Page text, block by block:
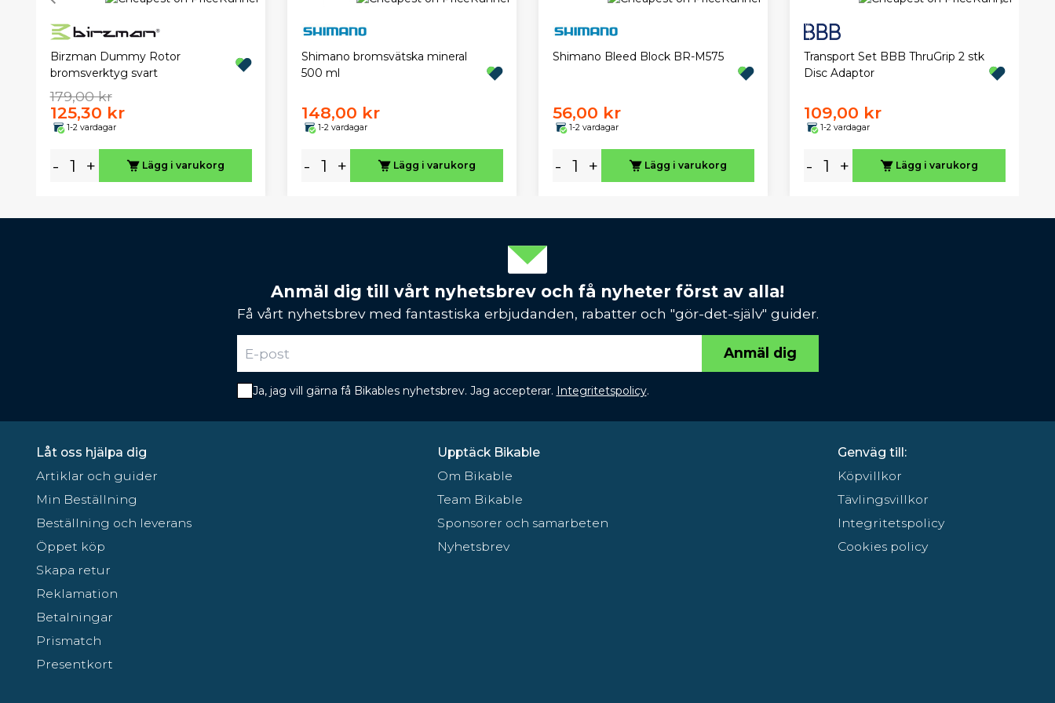
Birzman Dummy Rotor
bromsverktyg svart
179,00 kr
125,30 kr
1-2 vardagar
- + Lägg i varukorg
Shimano bromsvätska mineral
500 ml
148,00 kr
1-2 vardagar
- + Lägg i varukorg
Shimano Bleed Block BR-M575
56,00 kr
1-2 vardagar
- + Lägg i varukorg
Transport Set BBB ThruGrip 2 stk
Disc Adaptor
109,00 kr
1-2 vardagar
- + Lägg i varukorg
Anmäl dig till vårt nyhetsbrev och få nyheter först av alla!
Få vårt nyhetsbrev med fantastiska erbjudanden, rabatter och "gör-det-själv" guider.
Anmäl dig
Ja, jag vill gärna få Bikables nyhetsbrev. Jag accepterar. Integritetspolicy.
Låt oss hjälpa dig
Artiklar och guider
Min Beställning
Beställning och leverans
Öppet köp
Skapa retur
Reklamation
Betalningar
Prismatch
Presentkort
Upptäck Bikable
Om Bikable
Team Bikable
Sponsorer och samarbeten
Nyhetsbrev
Genväg till:
Köpvillkor
Tävlingsvillkor
Integritetspolicy
Cookies policy